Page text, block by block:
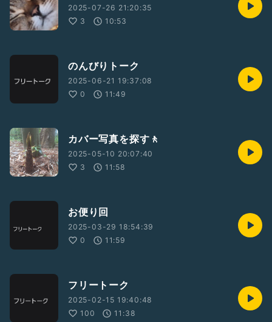
2025-07-26 21:20:35
3
10:53
のんびりトーク
2025-06-21 19:37:08
0
11:49
カバー写真を探す🚶
2025-05-10 20:07:40
3
11:58
お便り回
2025-03-29 18:54:39
0
11:59
フリートーク
2025-02-15 19:40:48
100
11:38